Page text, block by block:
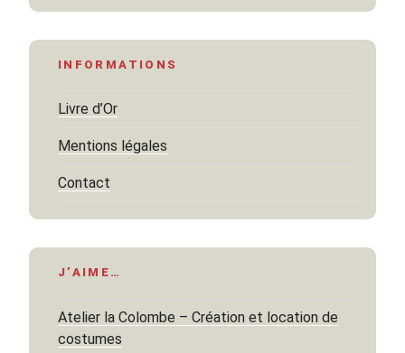
INFORMATIONS
Livre d’Or
Mentions légales
Contact
J’AIME…
Atelier la Colombe – Création et location de
costumes